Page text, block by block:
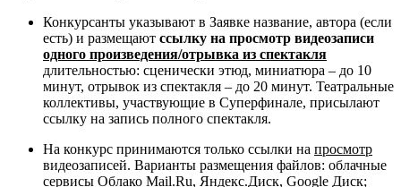
Конкурсанты указывают в Заявке название, автора (если
есть) и размещают ссылку на просмотр видеозаписи
одного произведения/отрывка из спектакля
длительностью: сценически этюд, миниатюра – до 10
минут, отрывок из спектакля – до 20 минут. Театральные
коллективы, участвующие в Суперфинале, присылают
ссылку на запись полного спектакля.
На конкурс принимаются только ссылки на просмотр
видеозаписей. Варианты размещения файлов: облачные
сервисы Облако Mail.Ru, Яндекс.Диск, Google Диск;